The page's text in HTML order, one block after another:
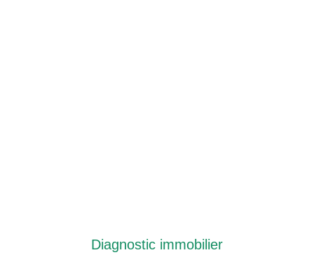
Diagnostic immobilier